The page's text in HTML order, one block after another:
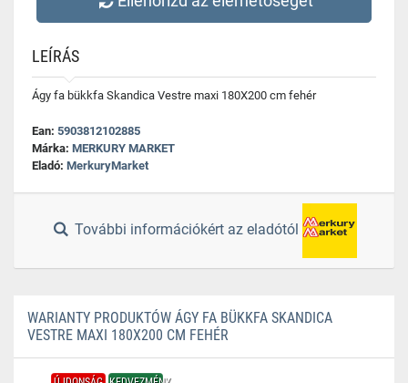
LEÍRÁS
Ágy fa bükkfa Skandica Vestre maxi 180X200 cm fehér
Ean: 5903812102885
Márka: MERKURY MARKET
Eladó: MerkuryMarket
További információkért az eladótól
WARIANTY PRODUKTÓW ÁGY FA BÜKKFA SKANDICA
VESTRE MAXI 180X200 CM FEHÉR